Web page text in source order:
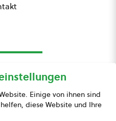
Einige von ihnen sind
diese Website und Ihre